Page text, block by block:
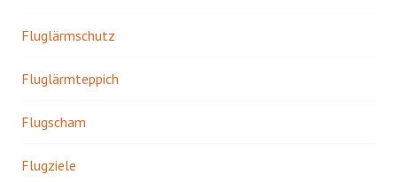
Fluglärmschutz
Fluglärmteppich
Flugscham
Flugziele